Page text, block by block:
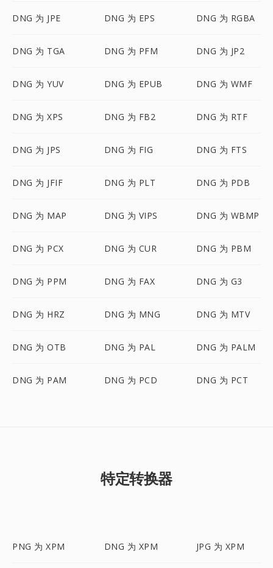
DNG 为 JPE DNG 为 EPS DNG 为 RGBA
DNG 为 TGA DNG 为 PFM DNG 为 JP2
DNG 为 YUV DNG 为 EPUB DNG 为 WMF
DNG 为 XPS DNG 为 FB2 DNG 为 RTF
DNG 为 JPS DNG 为 FIG DNG 为 FTS
DNG 为 JFIF DNG 为 PLT DNG 为 PDB
DNG 为 MAP DNG 为 VIPS DNG 为 WBMP
DNG 为 PCX DNG 为 CUR DNG 为 PBM
DNG 为 PPM DNG 为 FAX DNG 为 G3
DNG 为 HRZ DNG 为 MNG DNG 为 MTV
DNG 为 OTB DNG 为 PAL DNG 为 PALM
DNG 为 PAM DNG 为 PCD DNG 为 PCT
特定转换器
PNG 为 XPM DNG 为 XPM JPG 为 XPM